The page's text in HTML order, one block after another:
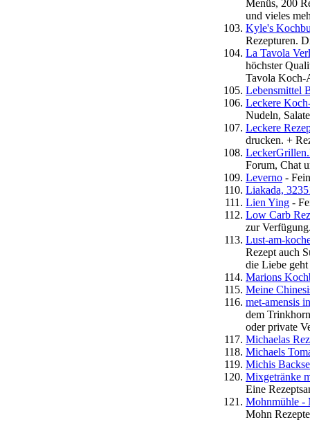
Menüs, 200
und vieles
Kyle's
Rezepturen.
La Tavola
höchster
Tavola Koch-
Lebensmittel
Leckere
Nudeln,
Leckere
drucken. +
Forum, Chat
Leverno -
Liakada,
Lien Ying -
Low Carb
zur
Lust-am-
Rezept auch
die Liebe
Marions
Meine
met-amensis
dem
oder private
Michaelas
Michaels
Michis
Mixgetränke
Eine
Mohnmühle -
Mohn Rezepte